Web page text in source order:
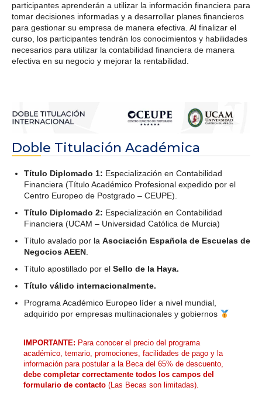
participantes aprenderán a utilizar la información financiera para
tomar decisiones informadas y a desarrollar planes financieros
para gestionar su empresa de manera efectiva. Al finalizar el
curso, los participantes tendrán los conocimientos y habilidades
necesarios para utilizar la contabilidad financiera de manera
efectiva en su negocio y mejorar la rentabilidad.
Doble Titulación Académica
Título Diplomado 1: Especialización en Contabilidad
Financiera (Título Académico Profesional expedido por el
Centro Europeo de Postgrado – CEUPE).
Título Diplomado 2: Especialización en Contabilidad
Financiera (UCAM – Universidad Católica de Murcia)
Título avalado por la Asociación Española de Escuelas de
Negocios AEEN
Título apostillado por el Sello de la Haya.
Título válido internacionalmente.
Programa Académico Europeo líder a nivel mundial,
adquirido por empresas multinacionales y gobiernos
IMPORTANTE: Para conocer el precio del programa
académico, temario, promociones, facilidades de pago y la
información para postular a la Beca del 65% de descuento,
debe completar correctamente todos los campos del
formulario de contacto (Las Becas son limitadas).